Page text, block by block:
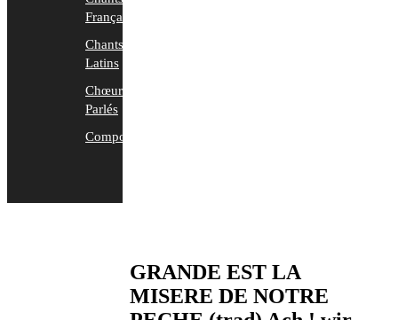
GRANDE EST LA
MISERE DE NOTRE
Français
Chants
Latins
Chœurs
Parlés
Compositions